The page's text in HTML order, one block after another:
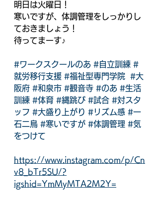
明日は火曜日！
寒いですが、体調管理をしっかりし
ておきましょう！
待ってまーす♪
#ワークスクールのあ #自立訓練 #
就労移行支援 #福祉型専門学院
#大
阪府 #和泉市 #観音寺 #のあ #生活
訓練 #体育 #縄跳び #試合 #対スタ
ッフ #大盛り上がり #リズム感 #一
石二鳥 #寒いですが #体調管理 #気
をつけて
https://www.instagram.com/p/Cn
v8_bTr5SU/?
igshid=YmMyMTA2M2Y=